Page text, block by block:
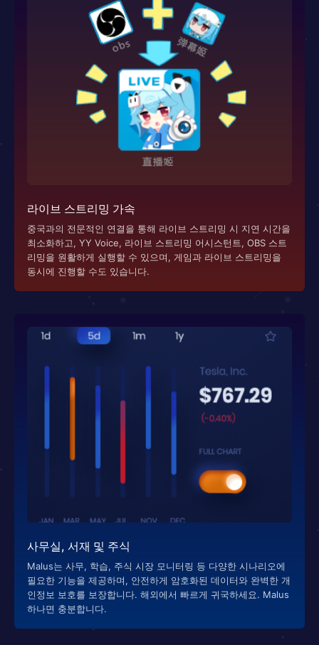
라이브 스트리밍 가속
중국과의 전문적인 연결을 통해 라이브 스트리밍 시 지연 시간을
최소화하고, YY Voice, 라이브 스트리밍 어시스턴트, OBS 스트
리밍을 원활하게 실행할 수 있으며, 게임과 라이브 스트리밍을
동시에 진행할 수도 있습니다.
사무실, 서재 및 주식
Malus는 사무, 학습, 주식 시장 모니터링 등 다양한 시나리오에
필요한 기능을 제공하며, 안전하게 암호화된 데이터와 완벽한 개
인정보 보호를 보장합니다. 해외에서 빠르게 귀국하세요. Malus
하나면 충분합니다.